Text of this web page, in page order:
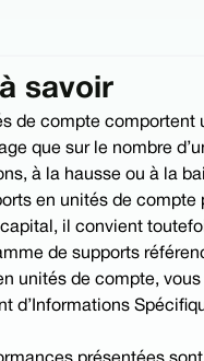
savoir
de compte comportent
que sur le nombre
à la hausse ou à la
en unités de
il convient
de supports
unités de compte,
d’Informations